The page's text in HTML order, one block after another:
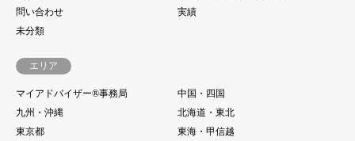
問い合わせ
実績
未分類
エリア
マイアドバイザー®事務局
中国・四国
九州・沖縄
北海道・東北
東京都
東海・甲信越